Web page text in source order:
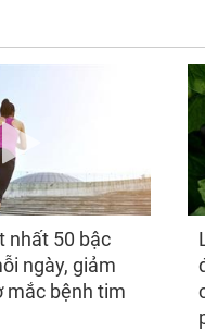
nhất 50 bậc
ngày, giảm
mắc bệnh tim